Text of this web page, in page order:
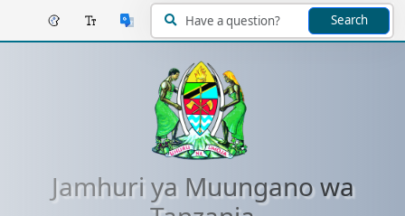
Search
Jamhuri ya Muungano wa